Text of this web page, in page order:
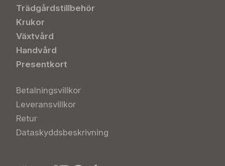
Trädgårdstillbehör
Krukor
Växtvård
Handvård
Presentkort
Betalningsvillkor
Leveransvillkor
Retur
Dataskyddsbeskrivning